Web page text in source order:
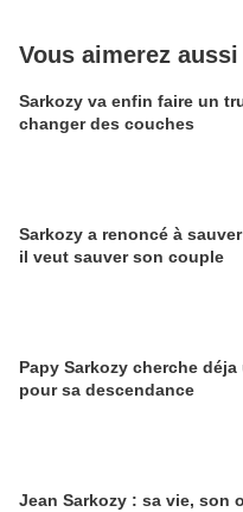
Vous aimerez aussi
Sarkozy va enfin faire un
changer des couches
Sarkozy a renoncé à
il veut sauver son couple
Papy Sarkozy cherche
pour sa descendance
Jean Sarkozy : sa vie, son